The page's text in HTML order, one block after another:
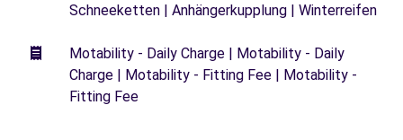
Schneeketten | Anhängerkupplung | Winterreifen
Motability - Daily Charge | Motability - Daily
Charge | Motability - Fitting Fee | Motability -
Fitting Fee